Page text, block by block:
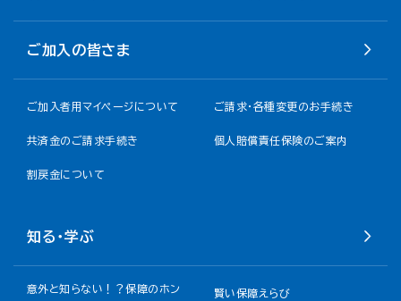
ご加入の皆さま
ご加入者用マイページについて ご請求・各種変更のお手続き
共済金のご請求手続き 個人賠償責任保険のご案内
割戻金について​
知る・学ぶ
意外と知らない！？保障のホン
賢い保障えらび